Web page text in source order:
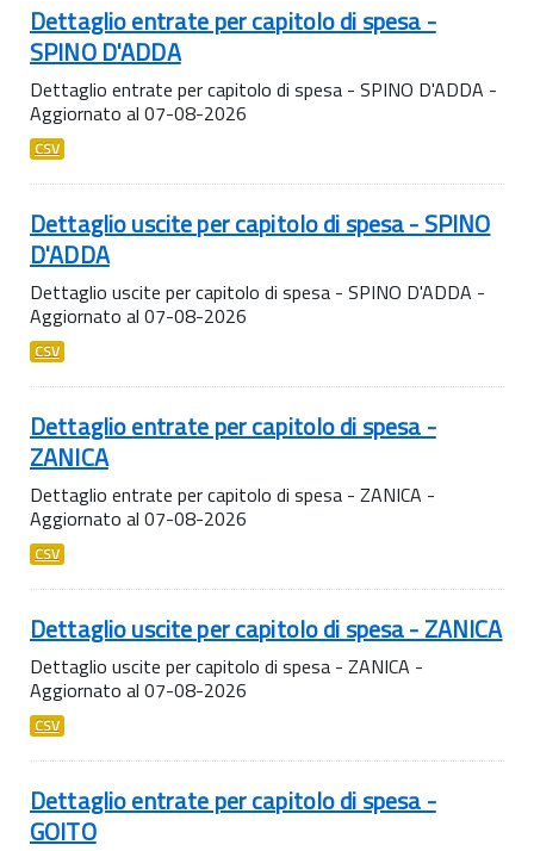
Dettaglio entrate per capitolo di spesa -
SPINO D'ADDA
Dettaglio entrate per capitolo di spesa - SPINO D'ADDA -
Aggiornato al 07-08-2026
CSV
Dettaglio uscite per capitolo di spesa - SPINO
D'ADDA
Dettaglio uscite per capitolo di spesa - SPINO D'ADDA -
Aggiornato al 07-08-2026
CSV
Dettaglio entrate per capitolo di spesa -
ZANICA
Dettaglio entrate per capitolo di spesa - ZANICA -
Aggiornato al 07-08-2026
CSV
Dettaglio uscite per capitolo di spesa - ZANICA
Dettaglio uscite per capitolo di spesa - ZANICA -
Aggiornato al 07-08-2026
CSV
Dettaglio entrate per capitolo di spesa -
GOITO